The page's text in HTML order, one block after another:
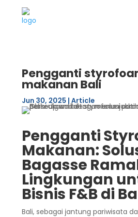
Pengganti
makanan Bali
Jun 30, 2025 | Article
Pengganti
Makanan:
Bagasse
Lingkungan
Bisnis F&B di
Bali, sebagai jantung pariwisata